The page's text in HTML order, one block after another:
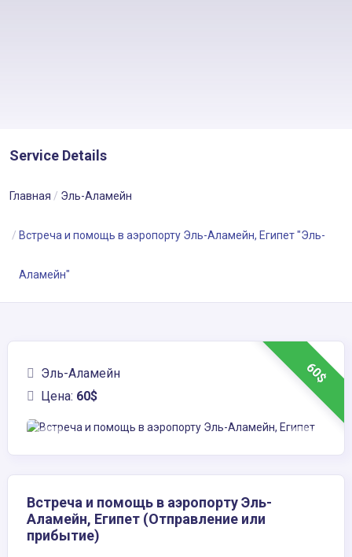
Service Details
Главная Эль-Аламейн
Встреча и помощь в аэропорту Эль-Аламейн, Египет "Эль-
Аламейн"
60$
Эль-Аламейн
Цена: 60$
Встреча и помощь в аэропорту Эль-
Аламейн, Египет (Отправление или
прибытие)